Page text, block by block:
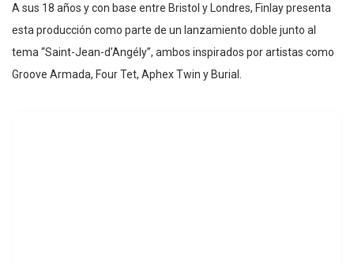
A sus 18 años y con base entre Bristol y Londres, Finlay presenta
esta producción como parte de un lanzamiento doble junto al
tema “Saint-Jean-d’Angély”, ambos inspirados por artistas como
Groove Armada, Four Tet, Aphex Twin y Burial.